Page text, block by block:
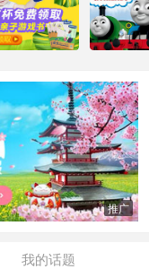
推广
我的话题